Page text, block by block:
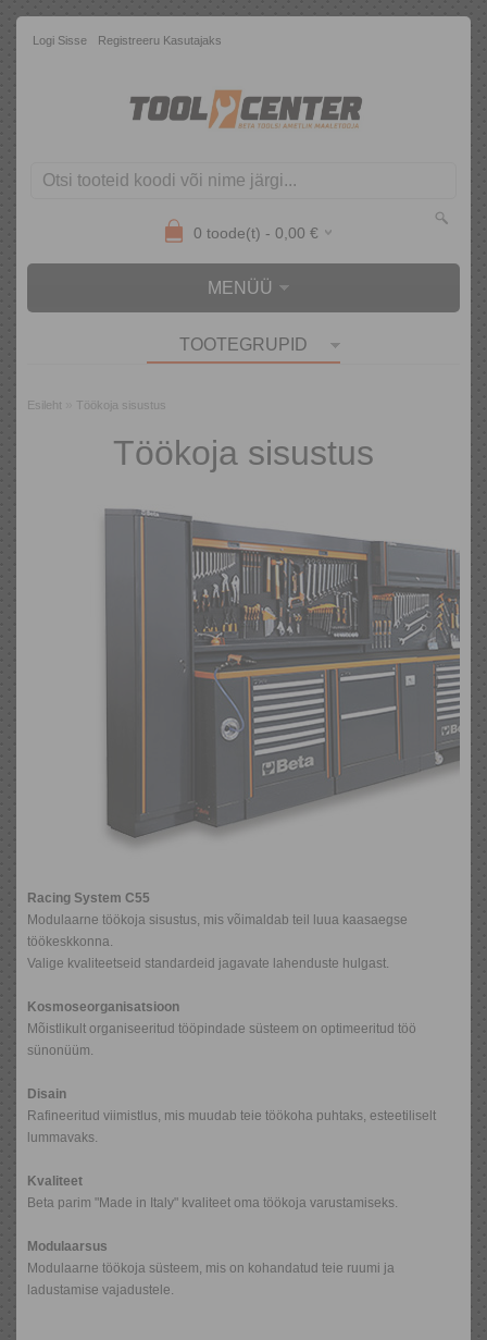
Logi Sisse Registreeru Kasutajaks
0 toode(t) - 0,00 €
MENÜÜ
TOOTEGRUPID
Esileht Töökoja sisustus
Töökoja sisustus
Racing System C55
Modulaarne töökoja sisustus, mis võimaldab teil luua kaasaegse
töökeskkonna.
Valige kvaliteetseid standardeid jagavate lahenduste hulgast.
Kosmoseorganisatsioon
Mõistlikult organiseeritud tööpindade süsteem on optimeeritud töö
sünonüüm.
Disain
Rafineeritud viimistlus, mis muudab teie töökoha puhtaks, esteetiliselt
lummavaks.
Kvaliteet
Beta parim "Made in Italy" kvaliteet oma töökoja varustamiseks.
Modulaarsus
Modulaarne töökoja süsteem, mis on kohandatud teie ruumi ja
ladustamise vajadustele.